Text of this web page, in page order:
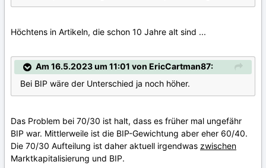
Höchtens in Artikeln, die schon 10 Jahre alt sind ...
Am 16.5.2023 um 11:01 von EricCartman87:
Bei BIP wäre der Unterschied ja noch höher.
Das Problem bei 70/30 ist halt, dass es früher mal ungefähr
BIP war. Mittlerweile ist die BIP-Gewichtung aber eher 60/40.
Die 70/30 Aufteilung ist daher aktuell irgendwas zwischen
Marktkapitalisierung und BIP.